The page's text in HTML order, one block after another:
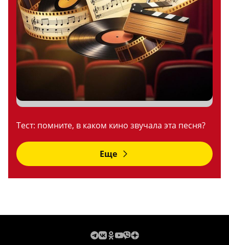
Тест: помните, в каком кино звучала эта песня?
Еще